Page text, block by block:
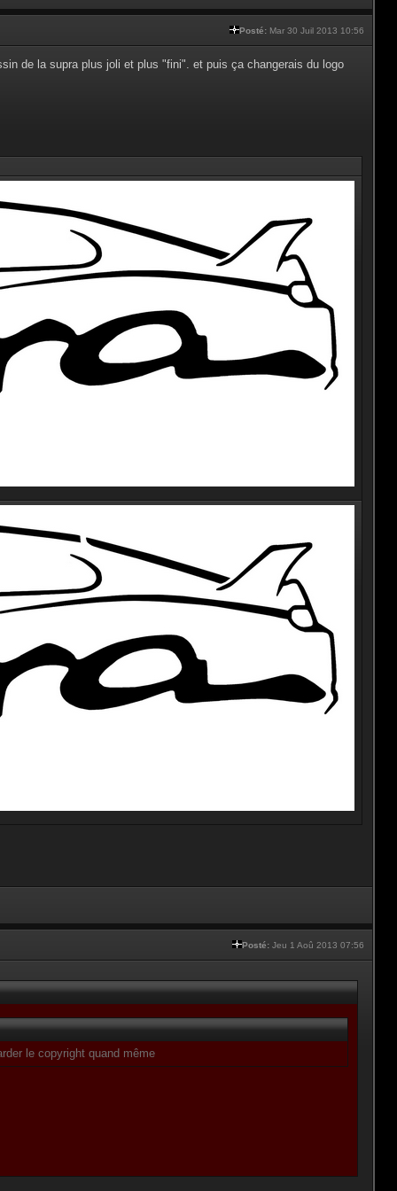
Posté: Mar 30 Juil 2013 10:56
de la supra plus joli et plus "fini". et puis ça changerais du logo
Posté: Jeu 1 Aoû 2013 07:56
le copyright quand même